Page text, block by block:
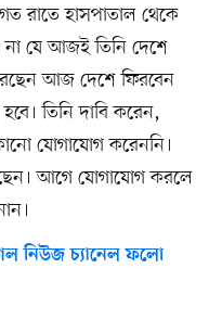
রাতে হাসপাতাল থেকে
না যে আজই তিনি দেশে
আজ দেশে ফিরবেন
তিনি দাবি করেন,
যোগাযোগ করেননি।
আগে যোগাযোগ করলে
নিউজ চ্যানেল ফলো